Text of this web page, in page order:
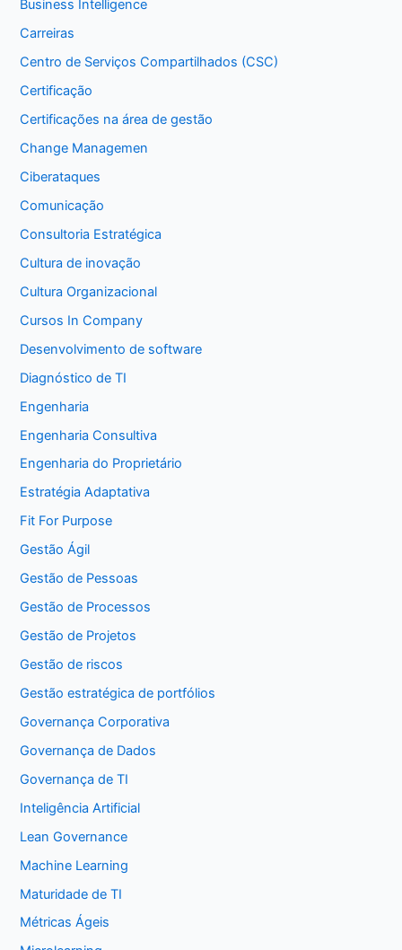
Business Intelligence
Carreiras
Centro de Serviços Compartilhados (CSC)
Certificação
Certificações na área de gestão
Change Managemen
Ciberataques
Comunicação
Consultoria Estratégica
Cultura de inovação
Cultura Organizacional
Cursos In Company
Desenvolvimento de software
Diagnóstico de TI
Engenharia
Engenharia Consultiva
Engenharia do Proprietário
Estratégia Adaptativa
Fit For Purpose
Gestão Ágil
Gestão de Pessoas
Gestão de Processos
Gestão de Projetos
Gestão de riscos
Gestão estratégica de portfólios
Governança Corporativa
Governança de Dados
Governança de TI
Inteligência Artificial
Lean Governance
Machine Learning
Maturidade de TI
Métricas Ágeis